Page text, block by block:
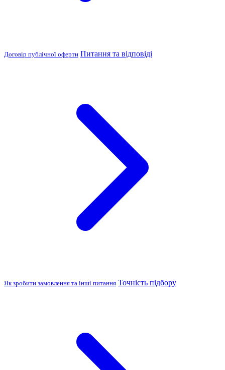
Договір публічної оферти Питання та відповіді
Як зробити замовлення та інші питання Точність підбору